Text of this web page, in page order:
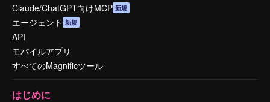
Claude/ChatGPT向けMCP 新規
エージェント 新規
API
モバイルアプリ
すべてのMagnificツール
はじめに